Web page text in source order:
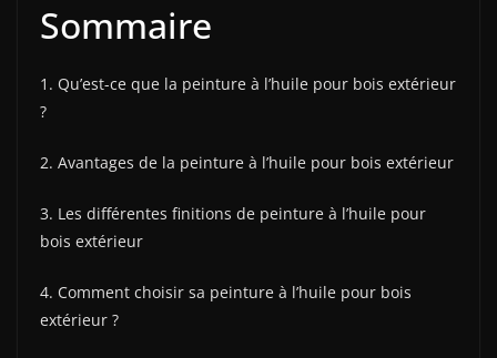
Sommaire
1. Qu’est-ce que la peinture à l’huile pour bois extérieur
?
2. Avantages de la peinture à l’huile pour bois extérieur
3. Les différentes finitions de peinture à l’huile pour
bois extérieur
4. Comment choisir sa peinture à l’huile pour bois
extérieur ?